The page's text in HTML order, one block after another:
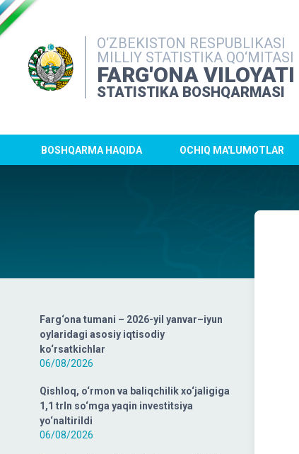
O‘ZBEKISTON RESPUBLIKASI
MILLIY STATISTIKA QO‘MITASI
FARG'ONA VILOYATI
STATISTIKA BOSHQARMASI
BOSHQARMA HAQIDA OCHIQ MA'LUMOTLAR
Farg‘ona tumani – 2026-yil yanvar–iyun
oylaridagi asosiy iqtisodiy
ko‘rsatkichlar
06/08/2026
Qishloq, o‘rmon va baliqchilik xo‘jaligiga
1,1 trln so‘mga yaqin investitsiya
yo‘naltirildi
06/08/2026